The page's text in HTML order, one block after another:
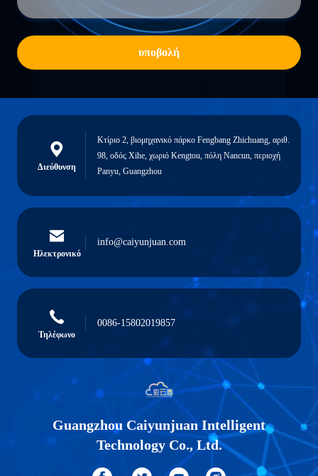
υποβολή
Διεύθυνση
Κτίριο 2, βιομηχανικό πάρκο Fengbang Zhichuang, αριθ.
98, οδός Xihe, χωριό Kengtou, πόλη Nancun, περιοχή
Panyu, Guangzhou
Ηλεκτρονικό
info@caiyunjuan.com
Τηλέφωνο
0086-15802019857
Guangzhou Caiyunjuan Intelligent
Technology Co., Ltd.